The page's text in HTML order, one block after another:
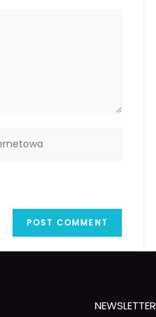
NEWSLETTER